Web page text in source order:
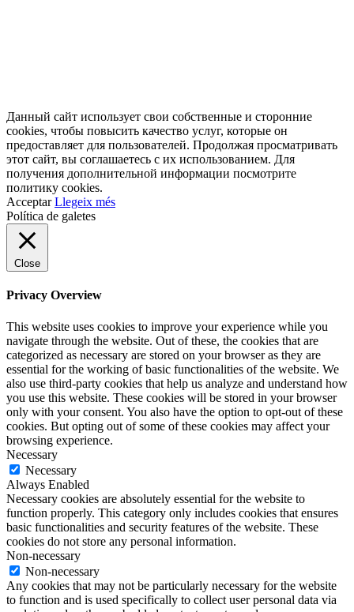
Данный сайт использует свои собственные и сторонние
cookies, чтобы повысить качество услуг, которые он
предоставляет для пользователей. Продолжая просматривать
этот сайт, вы соглашаетесь с их использованием. Для
получения дополнительной информации посмотрите
политику cookies.
Acceptar Llegeix més
Política de galetes
Close
Privacy Overview
This website uses cookies to improve your experience while you
navigate through the website. Out of these, the cookies that are
categorized as necessary are stored on your browser as they are
essential for the working of basic functionalities of the website. We
also use third-party cookies that help us analyze and understand how
you use this website. These cookies will be stored in your browser
only with your consent. You also have the option to opt-out of these
cookies. But opting out of some of these cookies may affect your
browsing experience.
Necessary
Necessary
Always Enabled
Necessary cookies are absolutely essential for the website to
function properly. This category only includes cookies that ensures
basic functionalities and security features of the website. These
cookies do not store any personal information.
Non-necessary
Non-necessary
Any cookies that may not be particularly necessary for the website
to function and is used specifically to collect user personal data via